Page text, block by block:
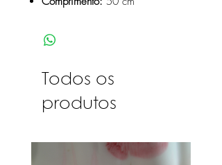
Todos os
produtos